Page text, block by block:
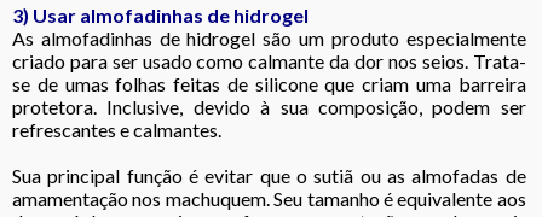
3) Usar almofadinhas de hidrogel
As almofadinhas de hidrogel são um produto especialmente
criado para ser usado como calmante da dor nos seios. Trata-
se de umas folhas feitas de silicone que criam uma barreira
protetora. Inclusive, devido à sua composição, podem ser
refrescantes e calmantes.
Sua principal função é evitar que o sutiã ou as almofadas de
amamentação nos machuquem. Seu tamanho é equivalente aos